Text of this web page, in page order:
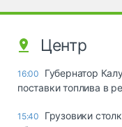
Центр
16:00
Губернатор
поставки топлива в
15:40
Грузовики